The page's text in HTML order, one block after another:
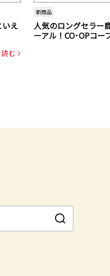
え
む
新商品
人気のロングセラー
ーアル！CO･OPコー